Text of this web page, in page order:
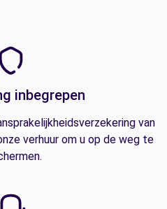
inbegrepen
van
verhuur om u op de weg te